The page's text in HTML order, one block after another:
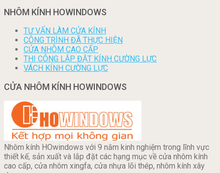
NHÔM KÍNH HOWINDOWS
TƯ VẤN LÀM CỬA KÍNH
CÔNG TRÌNH ĐÃ THỰC HIỆN
CỬA NHÔM CAO CẤP
THI CÔNG LẮP ĐẶT KÍNH CƯỜNG LỰC
VÁCH KÍNH CƯỜNG LỰC
CỬA NHÔM KÍNH HOWINDOWS
Nhôm kính HOwindows với 9 năm kinh nghiệm trong lĩnh vực
thiết kế, sản xuất và lắp đặt các hạng mục về cửa nhôm kính
cao cấp, cửa nhôm xingfa, cửa nhựa lõi thép, nhôm kính xây